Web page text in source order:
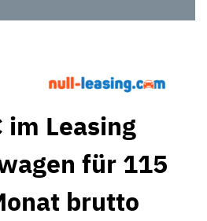
im Leasing
für 115
brutto